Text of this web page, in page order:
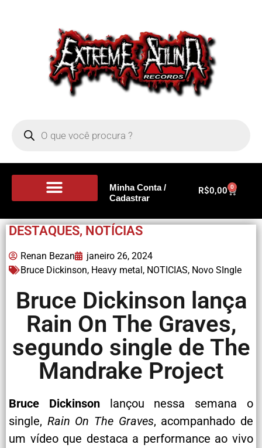
Minha Conta /
Cadastrar
R$0,00 0
DESTAQUES, NOTÍCIAS
Renan Bezan
janeiro 26, 2024
Bruce Dickinson, Heavy metal, NOTICIAS, Novo SIngle
Bruce Dickinson lança
Rain On The Graves,
segundo single de The
Mandrake Project
Bruce Dickinsonlançou nessa semana o
single, Rain On The Graves, acompanhado de
um vídeo que destaca a performance ao vivo